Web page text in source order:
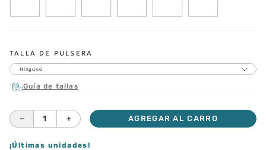
TALLA DE PULSERA
Ninguno
Guía de tallas
＋
－ AGREGAR AL CARRO
¡Últimas unidades!